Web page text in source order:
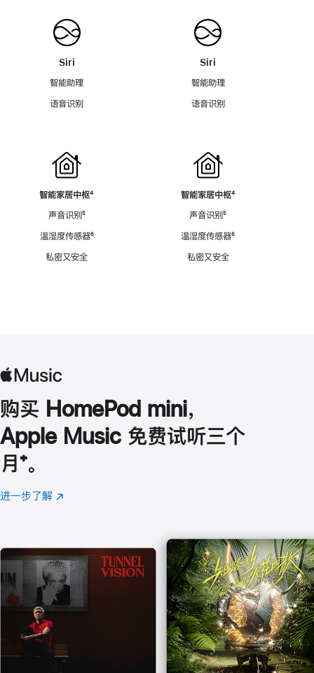
Siri
智能助理
语音识别
智能家居中枢脚
⁴
声音识别脚
⁵
温湿度传感器脚
⁶
私密又安全
Siri
智能助理
语音识别
智能家居中枢脚
⁴
声音识别脚
⁵
温湿度传感器脚
⁶
私密又安全
购买 HomePod mini，
Apple Music 免费试听三个
月 脚
注
⁺。
进一步了解 Apple
(在
口
中
打
开)